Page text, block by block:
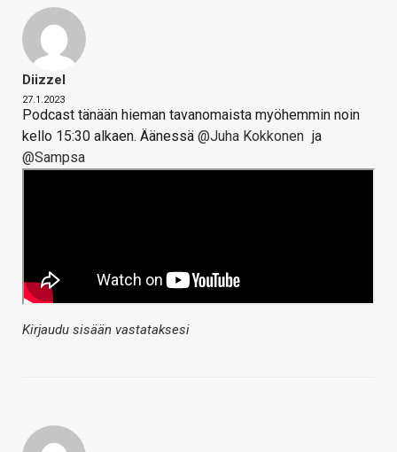
Diizzel
27.1.2023
Podcast tänään hieman tavanomaista myöhemmin noin
kello 15:30 alkaen. Äänessä @Juha Kokkonen ja
@Sampsa
Kirjaudu sisään vastataksesi